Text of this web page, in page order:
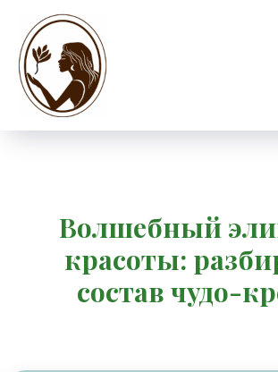
Волшебный
красоты:
состав чудо-